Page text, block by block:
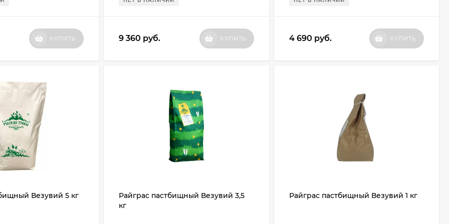
КУПИТЬ 9 360 руб. КУПИТЬ 4 690 руб. КУПИТЬ
Везувий 5 кг
Райграс пастбищный Везувий 3,5
кг
Райграс пастбищный Везувий 1 кг